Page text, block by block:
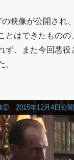
映像が公開され
はできたものの
、また今回悪役
。
② 2015年12月4日公開